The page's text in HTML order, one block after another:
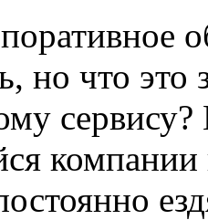
но что это
компании